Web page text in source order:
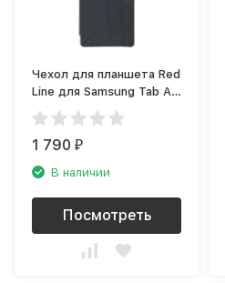
Чехол для планшета Red
Line для Samsung Tab A
8.0 (2019), темно-серый
1 790₽
В наличии
Посмотреть